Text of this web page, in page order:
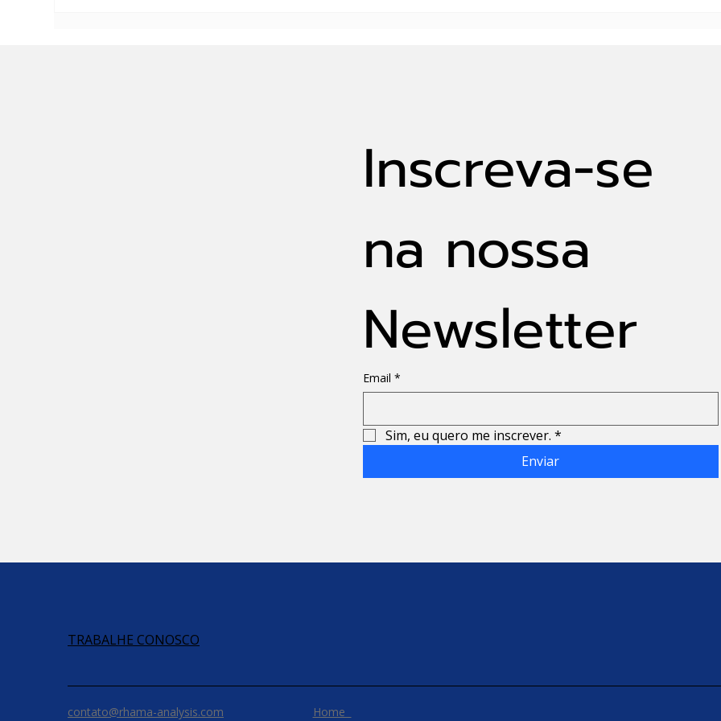
Inscreva-se
na nossa
Newsletter
Email *
Sim, eu quero me inscrever. *
Enviar
TRABALHE CONOSCO
contato@rhama-analysis.com Home